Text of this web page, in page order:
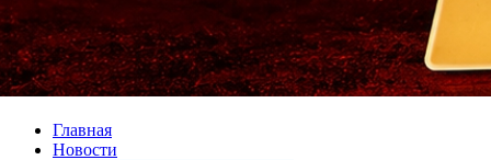
Главная
Новости